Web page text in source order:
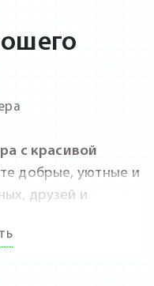
с красивой
добрые, уютные и
друзей и
Делитесь теплом